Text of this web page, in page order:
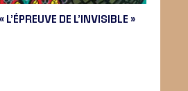
DE L’INVISIBLE »